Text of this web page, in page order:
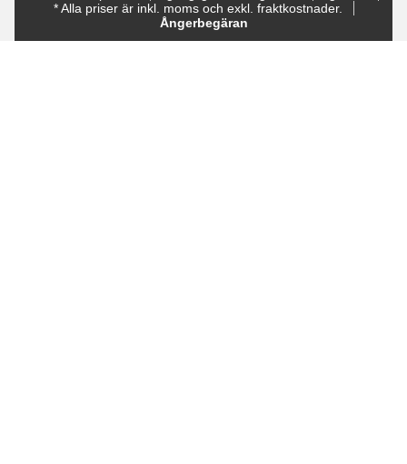
* Alla priser är inkl. moms och exkl. fraktkostnader.
Ångerbegäran